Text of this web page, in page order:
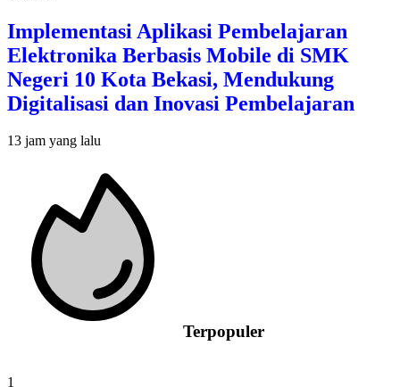
Implementasi Aplikasi Pembelajaran
Elektronika Berbasis Mobile di SMK
Negeri 10 Kota Bekasi, Mendukung
Digitalisasi dan Inovasi Pembelajaran
13 jam yang lalu
Terpopuler
1